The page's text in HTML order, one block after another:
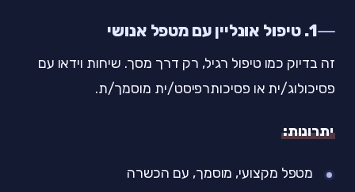
1. טיפול אונליין עם מטפל אנושי
זה בדיוק כמו טיפול רגיל, רק דרך מסך. שיחות וידאו עם
פסיכולוג/ית או פסיכותרפיסט/ית מוסמך/ת.
יתרונות:
מטפל מקצועי, מוסמך, עם הכשרה